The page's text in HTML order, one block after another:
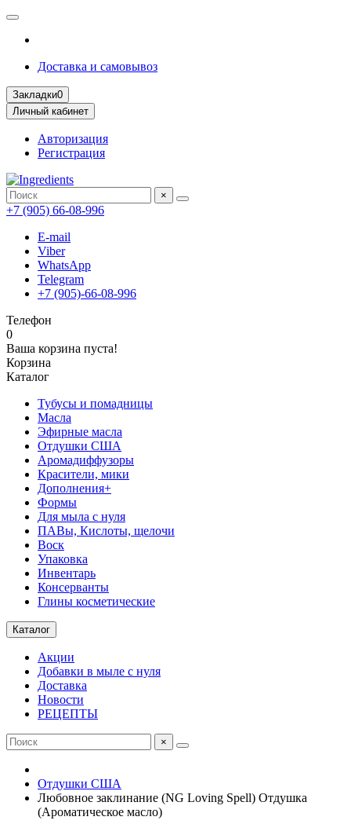
Доставка и самовывоз
Закладки0
Личный кабинет
Авторизация
Регистрация
×
+7 (905) 66-08-996
E-mail
Viber
WhatsApp
Telegram
+7 (905)-66-08-996
Телефон
0
Ваша корзина пуста!
Корзина
Каталог
Тубусы и помадницы
Масла
Эфирные масла
Отдушки США
Аромадиффузоры
Красители, мики
Дополнения+
Формы
Для мыла с нуля
ПАВы, Кислоты, щелочи
Воск
Упаковка
Инвентарь
Консерванты
Глины косметические
Каталог
Акции
Добавки в мыле с нуля
Доставка
Новости
РЕЦЕПТЫ
×
Отдушки США
Любовное заклинание (NG Loving Spell) Отдушка
(Ароматическое масло)